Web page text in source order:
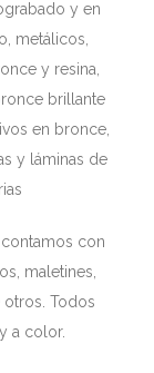
y en
metálicos,
y resina,
brillante
en bronce,
y láminas de
con
maletines,
otros. Todos
a color.